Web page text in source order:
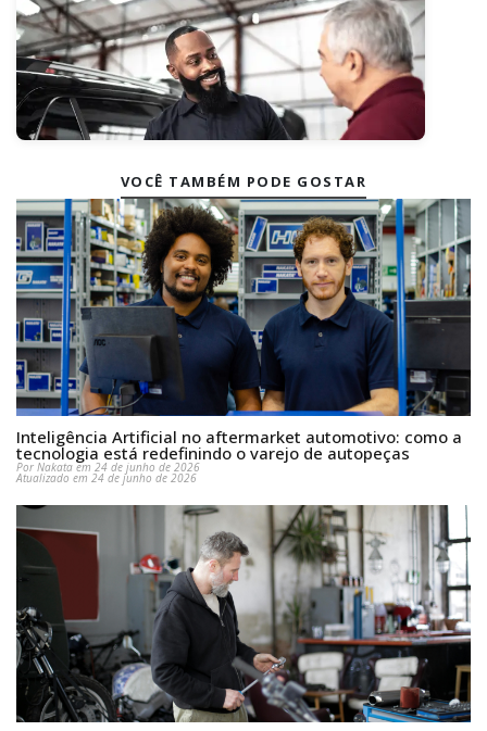
VOCÊ TAMBÉM PODE GOSTAR
Inteligência Artificial no aftermarket automotivo: como a
tecnologia está redefinindo o varejo de autopeças
Por Nakata em 24 de junho de 2026
Atualizado em 24 de junho de 2026